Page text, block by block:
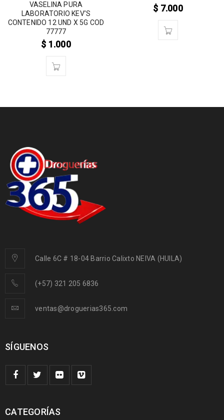
VASELINA PURA
LABORATORIO KEV’S
CONTENIDO 12 UND X 5G COD
77777
$ 1.000
$ 7.000
Calle 6C # 18-04 Barrio Calixto NEIVA (HUILA)
(+57) 321 205 6836
ventas@droguerias365.com
SÍGUENOS
CATEGORÍAS